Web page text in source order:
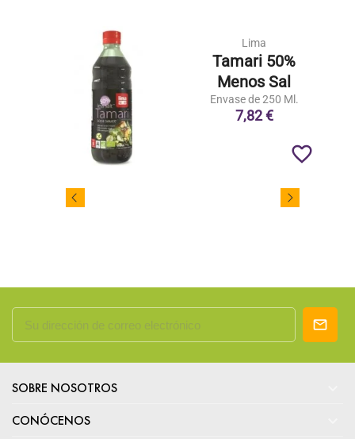
Lima
Tamari 50%
Menos Sal
Envase de 250 Ml.
7,82 €
favorite_border
SOBRE NOSOTROS
CONÓCENOS